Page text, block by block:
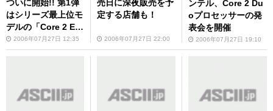
ついに開始!! 第1弾
はシリーズ最上位モ
デルの「Core 2 Ext
reme X6800」!!
2006年07月27日 12:35
売日に深夜販売を予
定する店舗も！
2006年07月27日 22:00
ンテル、Core 2 Du
oプロセッサーの発
表会を開催
2006年07月27日 19:10